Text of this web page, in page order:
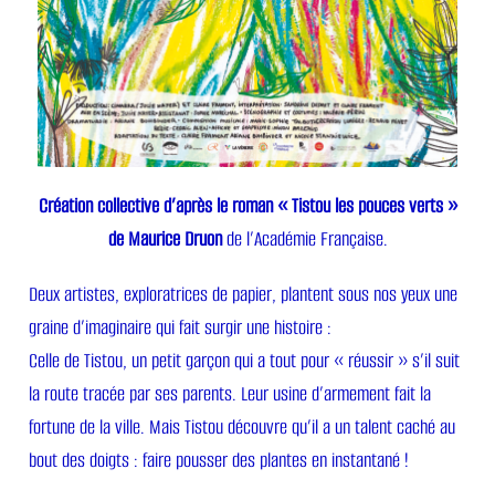
Création collective d’après le roman « Tistou les pouces verts »
de Maurice Druonde l’Académie Française.
Deux artistes, exploratrices de papier, plantent sous nos yeux une
graine d’imaginaire qui fait surgir une histoire :
Celle de Tistou, un petit garçon qui a tout pour « réussir » s’il suit
la route tracée par ses parents. Leur usine d’armement fait la
fortune de la ville. Mais Tistou découvre qu’il a un talent caché au
bout des doigts : faire pousser des plantes en instantané !